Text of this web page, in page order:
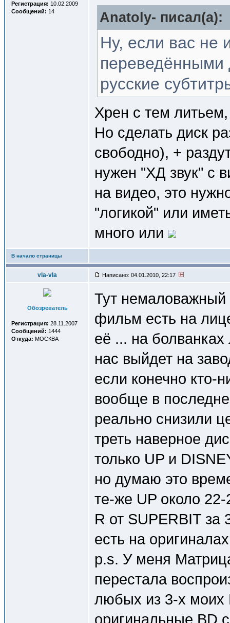
Регистрация: 10.02.2009
Сообщений: 14 Anatoly- писал(a):
Ну, если вас не
переведёнными
русские
Хрен с тем
Но сделать диск
свободно), +
нужен "ХД звук" с
на видео, это
"логикой" или
много или
В начало страницы
vla-vla Написано: 04.01.2010, 22:17
Обозреватель
Регистрация: 28.11.2007
Сообщений: 1444
Откуда: МОСКВА
Тут немаловажный
фильм есть на
её ... на болванках
нас выйдет на
если конечно кто-
вообще в
реально снизили
треть наверное
только UP и
но думаю это
те-же UP около
R от SUPERBIT
есть на
p.s. У меня
перестала
любых из 3-х моих
оригинальные BD